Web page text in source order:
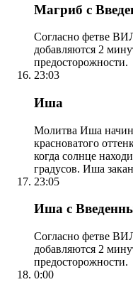
Магриб с
Согласно фетве
добавляются 2
предосторожности.
23:03
Иша
Молитва Иша
красноватого
когда солнце
градусов. Иша
23:05
Иша с
Согласно фетве
добавляются 2
предосторожности.
0:00